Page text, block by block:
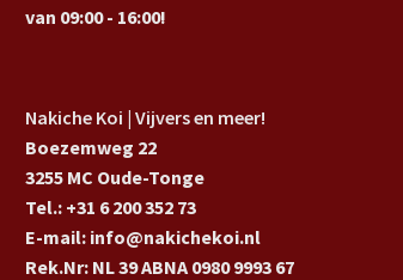
van 09:00 - 16:00!
Nakiche Koi | Vijvers en meer!
Boezemweg 22
3255 MC Oude-Tonge
Tel.: +31 6 200 352 73
E-mail: info@nakichekoi.nl
Rek.Nr: NL 39 ABNA 0980 9993 67